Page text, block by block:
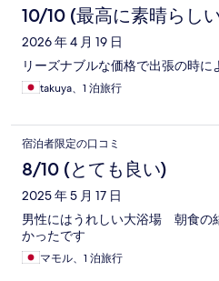
コ
ミ
10/10 (最高に素晴らし
2026 年 4 月 19 日
リーズナブルな価格で出張の時に
takuya、1 泊旅行
宿泊者限定の口コミ
8/10 (とても良い)
2025 年 5 月 17 日
男性にはうれしい大浴場 朝食の
かったです
マモル、1 泊旅行